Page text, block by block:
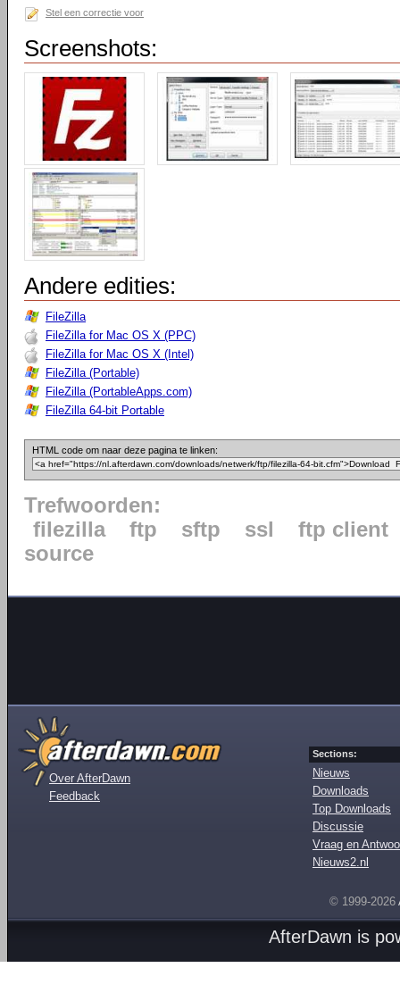
Stel een correctie voor
Screenshots:
Andere edities:
FileZilla
FileZilla for Mac OS X (PPC)
FileZilla for Mac OS X (Intel)
FileZilla (Portable)
FileZilla (PortableApps.com)
FileZilla 64-bit Portable
HTML code om naar deze pagina te linken:
Trefwoorden:
filezilla
ftp sftp ssl
ftp client
source
Over AfterDawn
Feedback
Sections:
Nieuws
Downloads
Top Downloads
Discussie
Vraag en
Nieuws2.nl
© 1999-2026
AfterDawn is